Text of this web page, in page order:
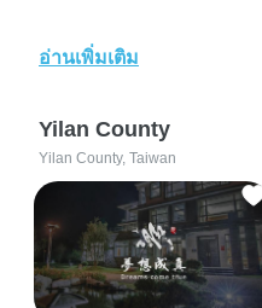
อ่านเพิ่มเติม
Yilan County
Yilan County, Taiwan